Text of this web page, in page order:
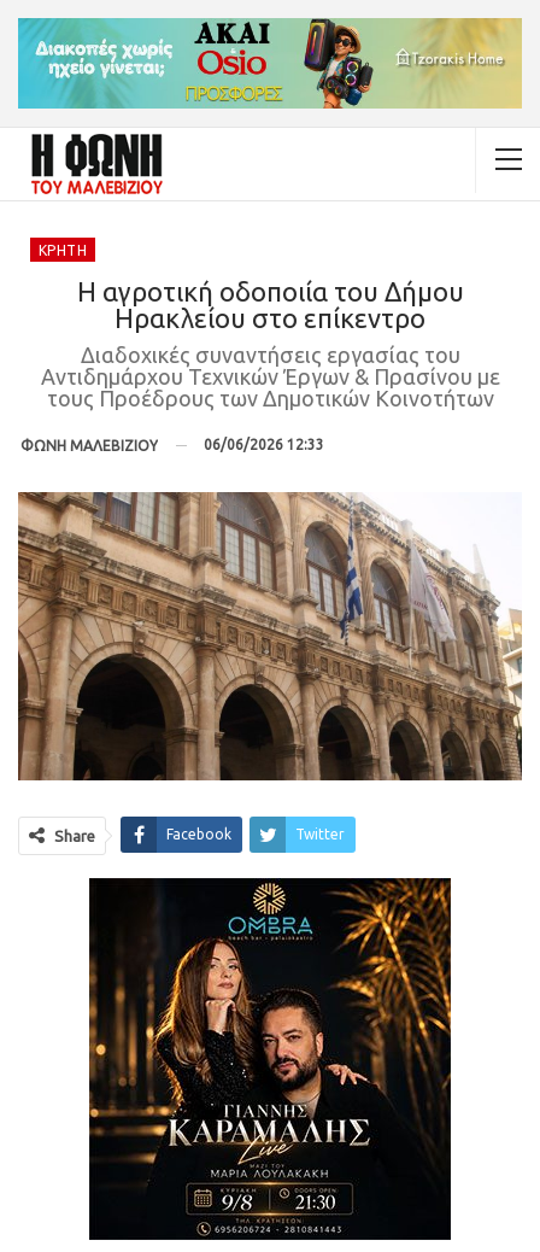
ΚΡΉΤΗ
Η αγροτική οδοποιία του Δήμου
Ηρακλείου στο επίκεντρο
Διαδοχικές συναντήσεις εργασίας του
Αντιδημάρχου Τεχνικών Έργων & Πρασίνου με
τους Προέδρους των Δημοτικών Κοινοτήτων
ΦΩΝΗ ΜΑΛΕΒΙΖΙΟΥ 06/06/2026 12:33
Share Facebook Twitter